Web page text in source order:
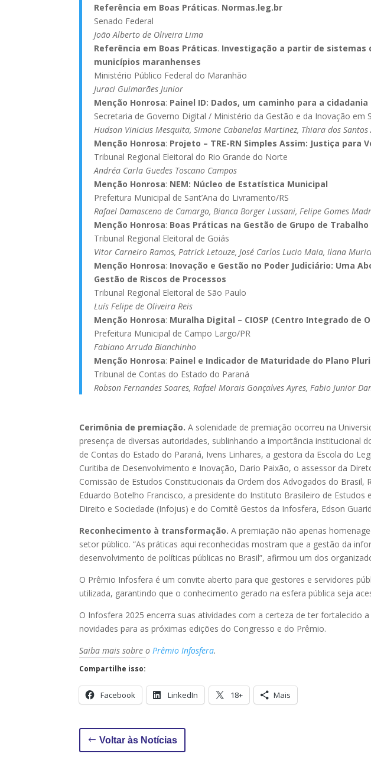
Referência em Boas Práticas. Normas.leg.br
Senado Federal
João Alberto de Oliveira Lima
Referência em Boas Práticas. Investigação a partir de sistemas
municípios maranhenses
Ministério Público Federal do Maranhão
Juraci Guimarães Junior
Menção Honrosa: Painel ID: Dados, um caminho para a cidadania
Secretaria de Governo Digital / Ministério da Gestão e da Inovação em
Hudson Vinicius Mesquita, Simone Cabanelas Martinez, Thiara dos
Menção Honrosa: Projeto – TRE-RN Simples Assim: Justiça para
Tribunal Regional Eleitoral do Rio Grande do Norte
Andréa Carla Guedes Toscano Campos
Menção Honrosa: NEM: Núcleo de Estatística Municipal
Prefeitura Municipal de Sant’Ana do Livramento/RS
Rafael Damasceno de Camargo, Bianca Borger Lussani, Felipe Gomes
Menção Honrosa: Boas Práticas na Gestão de Grupo de
Tribunal Regional Eleitoral de Goiás
Vitor Carneiro Ramos, Patrick Letouze, José Carlos Lucio Maia, Ilana
Menção Honrosa: Inovação e Gestão no Poder Judiciário: Uma
Gestão de Riscos de Processos
Tribunal Regional Eleitoral de São Paulo
Luís Felipe de Oliveira Reis
Menção Honrosa: Muralha Digital – CIOSP (Centro Integrado de
Prefeitura Municipal de Campo Largo/PR
Fabiano Arruda Bianchinho
Menção Honrosa: Painel e Indicador de Maturidade do Plano
Tribunal de Contas do Estado do Paraná
Robson Fernandes Soares, Rafael Morais Gonçalves Ayres, Fabio Junior
Cerimônia de premiação.A solenidade de premiação ocorreu na
presença de diversas autoridades, sublinhando a importância institucional
de Contas do Estado do Paraná, Ivens Linhares, a gestora da Escola do
Curitiba de Desenvolvimento e Inovação, Dario Paixão, o assessor da
Comissão de Estudos Constitucionais da Ordem dos Advogados do Brasil,
Eduardo Botelho Francisco, a presidente do Instituto Brasileiro de
Direito e Sociedade (Infojus) e do Comitê Gestos da Infosfera, Edson
Reconhecimento à transformação.A premiação não apenas
setor público. “As práticas aqui reconhecidas mostram que a gestão da
desenvolvimento de políticas públicas no Brasil”, afirmou um dos
O Prêmio Infosfera é um convite aberto para que gestores e servidores
utilizada, garantindo que o conhecimento gerado na esfera pública seja
O Infosfera 2025 encerra suas atividades com a certeza de ter fortalecido
novidades para as próximas edições do Congresso e do Prêmio.
Saiba mais sobre o Prêmio Infosfera.
Compartilhe isso:
Facebook LinkedIn 18+ Mais
Voltar às Notícias